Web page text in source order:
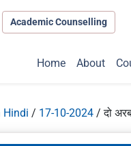
Academic Counselling
Home About
Hindi / 17-10-2024 /दो